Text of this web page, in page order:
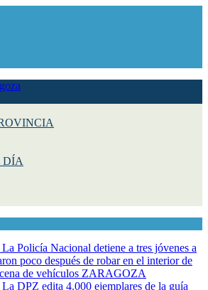
DÍA
La Policía Nacional detiene a tres jóvenes a
poco después de robar en el interior de
de vehículos ZARAGOZA
La DPZ edita 4.000 ejemplares de la guía